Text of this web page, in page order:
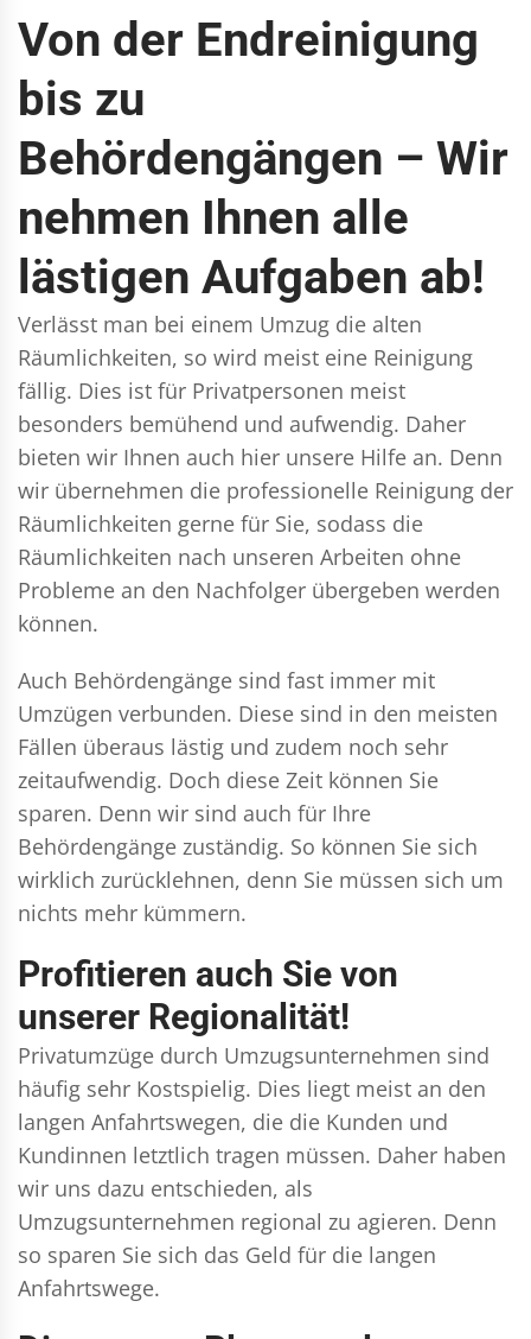
Von der Endreinigung
bis zu
Behördengängen – Wir
nehmen Ihnen alle
lästigen Aufgaben ab!
Verlässt man bei einem Umzug die alten
Räumlichkeiten, so wird meist eine Reinigung
fällig. Dies ist für Privatpersonen meist
besonders bemühend und aufwendig. Daher
bieten wir Ihnen auch hier unsere Hilfe an. Denn
wir übernehmen die professionelle Reinigung der
Räumlichkeiten gerne für Sie, sodass die
Räumlichkeiten nach unseren Arbeiten ohne
Probleme an den Nachfolger übergeben werden
können.
Auch Behördengänge sind fast immer mit
Umzügen verbunden. Diese sind in den meisten
Fällen überaus lästig und zudem noch sehr
zeitaufwendig. Doch diese Zeit können Sie
sparen. Denn wir sind auch für Ihre
Behördengänge zuständig. So können Sie sich
wirklich zurücklehnen, denn Sie müssen sich um
nichts mehr kümmern.
Profitieren auch Sie von
unserer Regionalität!
Privatumzüge durch Umzugsunternehmen sind
häufig sehr Kostspielig. Dies liegt meist an den
langen Anfahrtswegen, die die Kunden und
Kundinnen letztlich tragen müssen. Daher haben
wir uns dazu entschieden, als
Umzugsunternehmen regional zu agieren. Denn
so sparen Sie sich das Geld für die langen
Anfahrtswege.